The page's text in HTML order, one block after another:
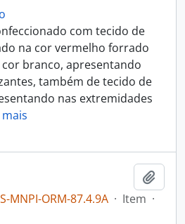
com tecido de
na cor vermelho forrado
branco, apresentando
também de tecido de
nas extremidades
MNPI-ORM-87.4.9A · Item ·